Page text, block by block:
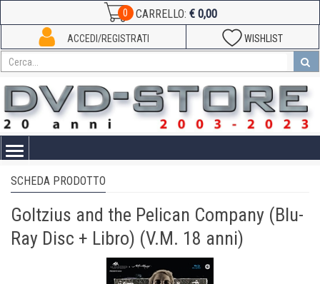
0 CARRELLO: € 0,00
WISHLIST
ACCEDI/REGISTRATI
Toggle
SCHEDA PRODOTTO
Goltzius and the Pelican Company (Blu-
Ray Disc + Libro) (V.M. 18 anni)